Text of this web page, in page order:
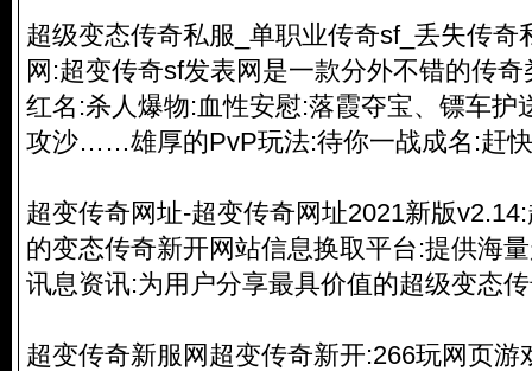
超级变态传奇私服 _单职业传奇sf_丢失传奇
网:超变传奇sf发表网是一款分外不错的传
红名:杀人爆物:血性安慰:落霞夺宝、镖车护
攻沙……雄厚的PvP玩法:待你一战成名:赶
超变传奇网址-超变传奇网址2021新版
的变态传奇新开网站信息换取平台:提供海
讯息资讯:为用户分享最具价值的超级变态
超变传奇新服网超变传奇新开:266玩网页游